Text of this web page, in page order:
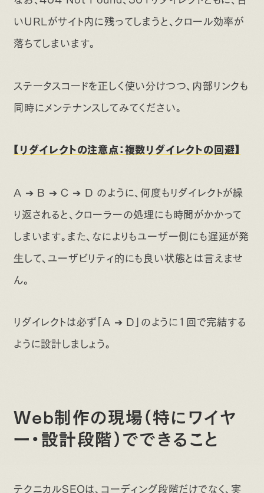
いURLがサイト内に残ってしまうと、クロール効率が
落ちてしまいます。
ステータスコードを正しく使い分けつつ、内部リンクも
同時にメンテナンスしてみてください。
【リダイレクトの注意点：複数リダイレクトの回避】
A ➔ B ➔ C ➔ D のように、何度もリダイレクトが繰
り返されると、クローラーの処理にも時間がかかって
しまいます。また、なによりもユーザー側にも遅延が発
生して、ユーザビリティ的にも良い状態とは言えませ
ん。
リダイレクトは必ず「A ➔ D」のように1回で完結する
ように設計しましょう。
Web制作の現場（特にワイヤ
ー・設計段階）でできること
テクニカルSEOは、コーディング段階だけでなく、実